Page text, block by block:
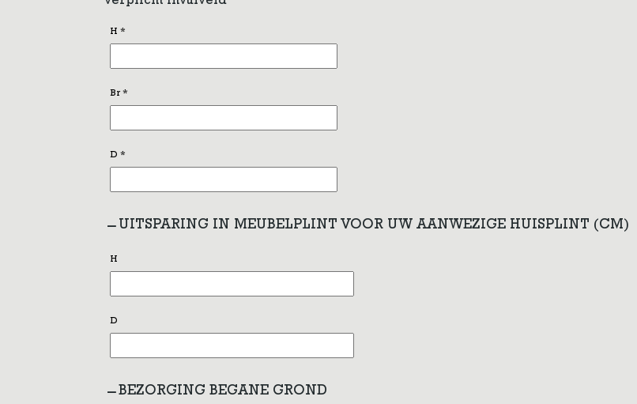
H*
Br*
D*
UITSPARING IN MEUBELPLINT VOOR UW AANWEZIGE HUISPLINT (CM)
H
D
BEZORGING BEGANE GROND